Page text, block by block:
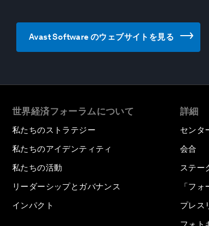
Avast Software のウェブサイトを見る
世界経済フォーラムについて
私たちのストラテジー
私たちのアイデンティティ
私たちの活動
リーダーシップとガバナンス
インパクト
詳細
センタ
会合
ステー
「フ
プレス